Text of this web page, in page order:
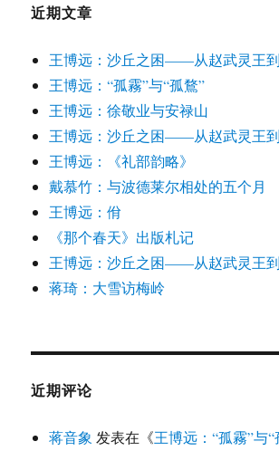
近期文章
王博远：沙丘之困——从赵武灵王到
王博远：“孤霧”与“孤鶩”
王博远：徐敬业与安禄山
王博远：沙丘之困——从赵武灵王到
王博远：《礼部韵略》
戴慕竹：与波德莱尔相处的五个月
王博远：佾
《那个春天》出版札记
王博远：沙丘之困——从赵武灵王到
蒋琦：大雪访梅岭
近期评论
蒋音象 发表在《王博远：“孤霧”与“